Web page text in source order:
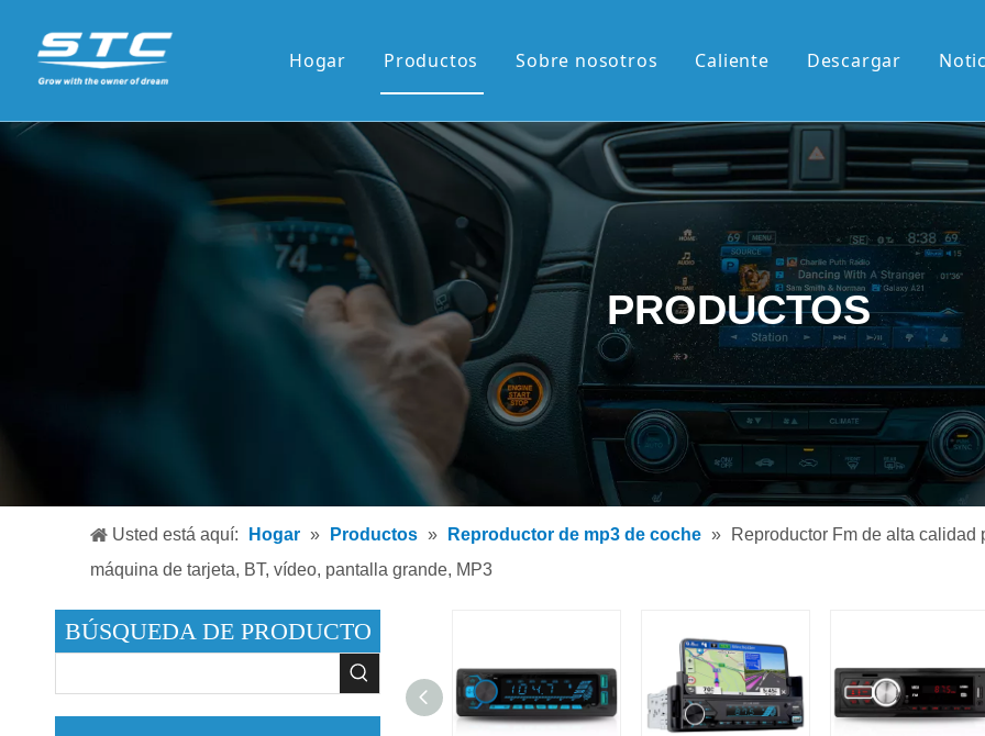
Hogar Productos
Serie OEM de 13,1'
Serie OEM de 12,3'
Pantalla 2K de 10,36'
Pantalla vertical de 9,7'
7'panel retráctil Android
9'/10'android
Los recién llegados
Reproductor de MP3 para coche
Sobre nosotros Caliente Descargar
PRODUCTOS
Usted está aquí: Hogar » Productos » Reproductor de mp3 de coche »
Reproductor Fm de alta
máquina de tarjeta, BT, vídeo, pantalla grande, MP3
BÚSQUEDA DE PRODUCTO